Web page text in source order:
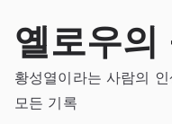
content
옐로우의
황성열이라는 사람의
모든 기록